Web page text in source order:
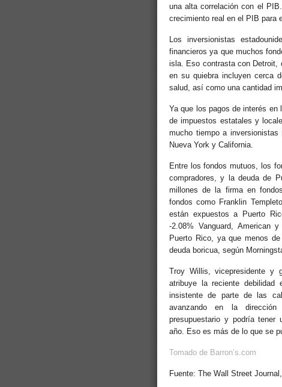
una alta correlación con el
crecimiento real en el PIB para
Los inversionistas
financieros ya que muchos
isla. Eso contrasta con Detroit,
en su quiebra incluyen cerca
salud, así como una cantidad
Ya que los pagos de interés en
de impuestos estatales y
mucho tiempo a
Nueva York y California.
Entre los fondos mutuos, los
compradores, y la deuda de
millones de la firma en
fondos como Franklin
están expuestos a Puerto
-2.08% Vanguard, American
Puerto Rico, ya que menos
deuda boricua, según
Troy Willis, vicepresidente y
atribuye la reciente debilidad
insistente de parte de las
avanzando en la
presupuestario y podría tener
año. Eso es más de lo que se
Tomado de Barron’s.com
Fuente: The Wall Street